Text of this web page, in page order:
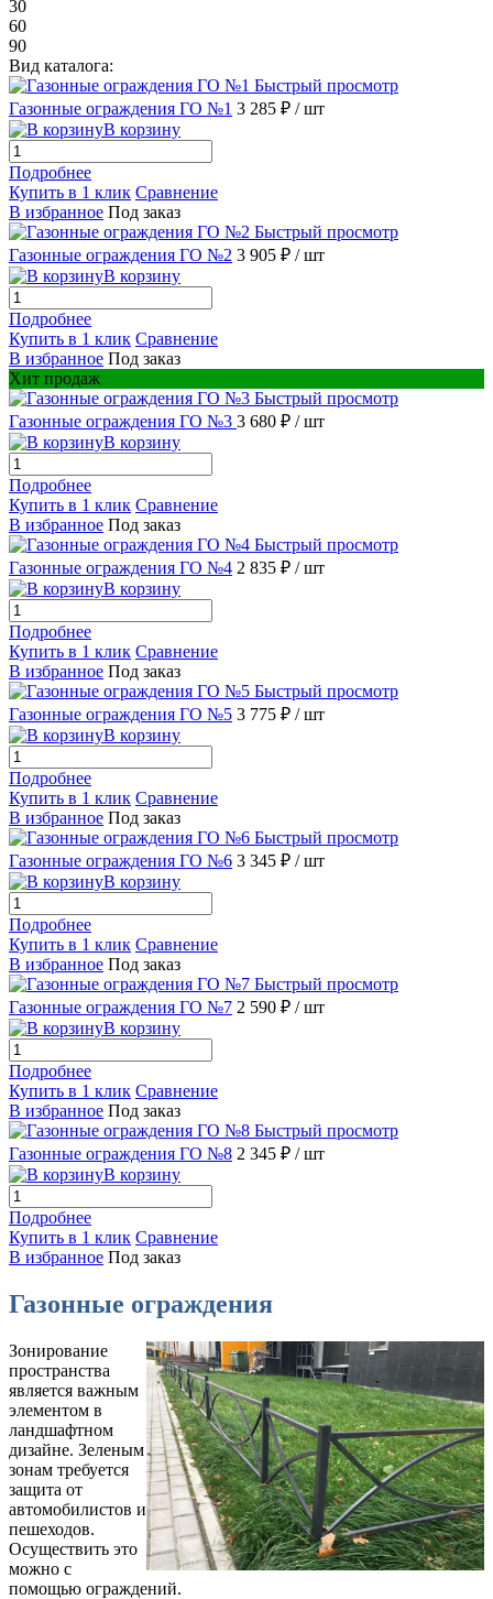
30
60
90
Вид каталога:
Быстрый просмотр
Газонные ограждения ГО №1 3 285 ₽ / шт
В корзину
Подробнее
Купить в 1 клик Сравнение
В избранное Под заказ
Быстрый просмотр
Газонные ограждения ГО №2 3 905 ₽ / шт
В корзину
Подробнее
Купить в 1 клик Сравнение
В избранное Под заказ
Хит продаж
Быстрый просмотр
Газонные ограждения ГО №3 3 680 ₽ / шт
В корзину
Подробнее
Купить в 1 клик Сравнение
В избранное Под заказ
Быстрый просмотр
Газонные ограждения ГО №4 2 835 ₽ / шт
В корзину
Подробнее
Купить в 1 клик Сравнение
В избранное Под заказ
Быстрый просмотр
Газонные ограждения ГО №5 3 775 ₽ / шт
В корзину
Подробнее
Купить в 1 клик Сравнение
В избранное Под заказ
Быстрый просмотр
Газонные ограждения ГО №6 3 345 ₽ / шт
В корзину
Подробнее
Купить в 1 клик Сравнение
В избранное Под заказ
Быстрый просмотр
Газонные ограждения ГО №7 2 590 ₽ / шт
В корзину
Подробнее
Купить в 1 клик Сравнение
В избранное Под заказ
Быстрый просмотр
Газонные ограждения ГО №8 2 345 ₽ / шт
В корзину
Подробнее
Купить в 1 клик Сравнение
В избранное Под заказ
Газонные ограждения
Зонирование
пространства
является важным
элементом в
ландшафтном
дизайне. Зеленым
зонам требуется
защита от
автомобилистов и
пешеходов.
Осуществить это
можно с
помощью ограждений.